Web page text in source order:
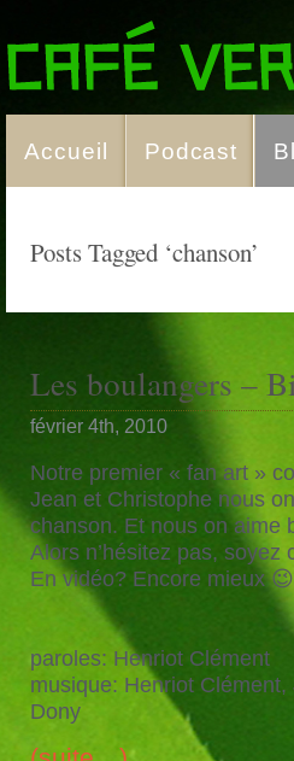
Accueil Podcast
Posts Tagged ‘chanson’
Les boulangers –
février 4th, 2010
Notre premier « fan art »
Jean et Christophe nous
chanson. Et nous on aime
Alors n’hésitez pas,
En vidéo? Encore mieux 😉
paroles: Henriot Clément
musique: Henriot
Dony